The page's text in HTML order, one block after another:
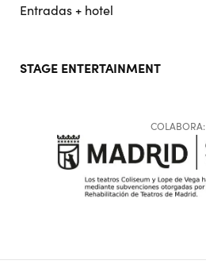
Entradas + hotel
STAGE ENTERTAINMENT
COLABORA: